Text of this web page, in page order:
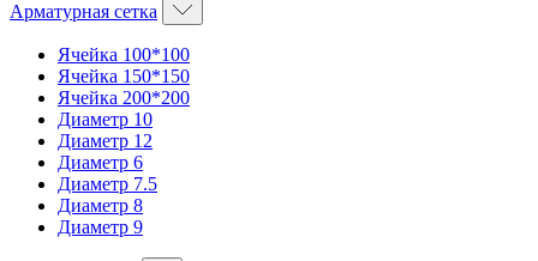
Арматурная сетка
Ячейка 100*100
Ячейка 150*150
Ячейка 200*200
Диаметр 10
Диаметр 12
Диаметр 6
Диаметр 7.5
Диаметр 8
Диаметр 9